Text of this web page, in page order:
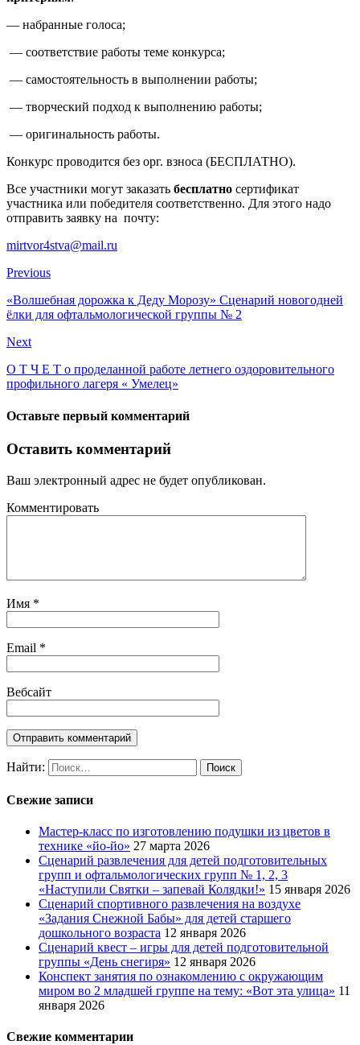
— набранные голоса;
— соответствие работы теме конкурса;
— самостоятельность в выполнении работы;
— творческий подход к выполнению работы;
— оригинальность работы.
Конкурс проводится без орг. взноса (БЕСПЛАТНО).
Все участники могут заказать бесплатно сертификат
участника или победителя соответственно. Для этого надо
отправить заявку на почту:
mirtvor4stva@mail.ru
Previous
«Волшебная дорожка к Деду Морозу» Сценарий новогодней
ёлки для офтальмологической группы № 2
Next
О Т Ч Е Т о проделанной работе летнего оздоровительного
профильного лагеря « Умелец»
Оставьте первый комментарий
Оставить комментарий
Ваш электронный адрес не будет опубликован.
Комментировать
Имя *
Email *
Вебсайт
Найти:
Свежие записи
Мастер-класс по изготовлению подушки из цветов в
технике «йо-йо» 27 марта 2026
Сценарий развлечения для детей подготовительных
групп и офтальмологических групп № 1, 2, 3
«Наступили Святки – запевай Колядки!» 15 января 2026
Сценарий спортивного развлечения на воздухе
«Задания Снежной Бабы» для детей старшего
дошкольного возраста 12 января 2026
Сценарий квест – игры для детей подготовительной
группы «День снегиря» 12 января 2026
Конспект занятия по ознакомлению с окружающим
миром во 2 младшей группе на тему: «Вот эта улица» 11
января 2026
Свежие комментарии